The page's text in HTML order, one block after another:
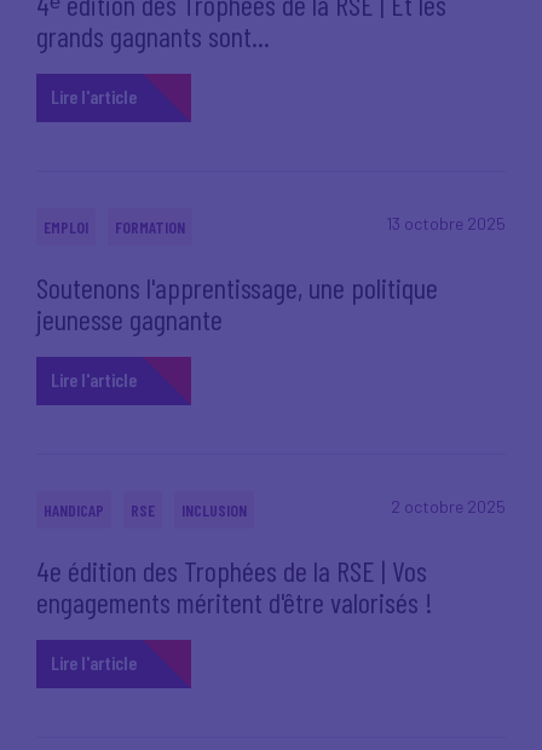
grands gagnants sont...
Lire l'article
13 octobre 2025
EMPLOI FORMATION
Soutenons l'apprentissage, une politique
jeunesse gagnante
Lire l'article
2 octobre 2025
HANDICAP RSE INCLUSION
4e édition des Trophées de la RSE | Vos
engagements méritent d'être valorisés !
Lire l'article